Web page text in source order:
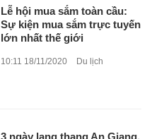
Lễ hội mua sắm toàn cầu:
Sự kiện mua sắm trực tuyến
lớn nhất thế giới
10:11 18/11/2020 Du lịch